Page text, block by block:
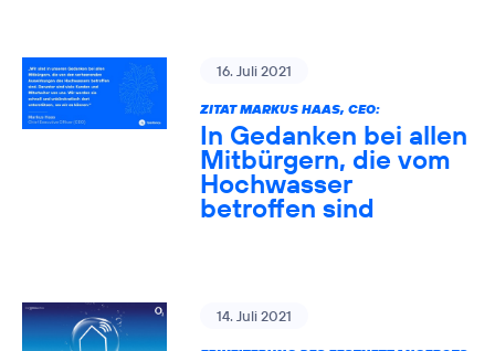
16. Juli 2021
ZITAT MARKUS HAAS, CEO:
In Gedanken bei allen
Mitbürgern, die vom
Hochwasser
betroffen sind
14. Juli 2021